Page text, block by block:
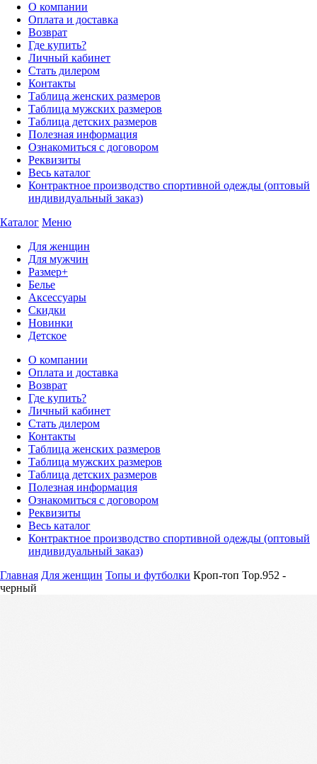
О компании
Оплата и доставка
Возврат
Где купить?
Личный кабинет
Стать дилером
Контакты
Таблица женских размеров
Таблица мужских размеров
Таблица детских размеров
Полезная информация
Ознакомиться с договором
Реквизиты
Весь каталог
Контрактное производство спортивной одежды (оптовый
индивидуальный заказ)
Каталог Меню
Для женщин
Для мужчин
Размер+
Белье
Аксессуары
Скидки
Новинки
Детское
О компании
Оплата и доставка
Возврат
Где купить?
Личный кабинет
Стать дилером
Контакты
Таблица женских размеров
Таблица мужских размеров
Таблица детских размеров
Полезная информация
Ознакомиться с договором
Реквизиты
Весь каталог
Контрактное производство спортивной одежды (оптовый
индивидуальный заказ)
Главная Для женщин Топы и футболки Кроп-топ Top.952 -
черный